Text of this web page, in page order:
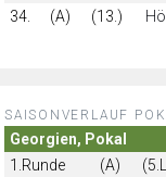
34.
(A) (13.)
SAISONVERLAUF
Georgien, Pokal
1.Runde
(A)